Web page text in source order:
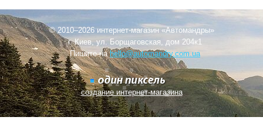
© 2010–2026 интернет-магазин «Автомандры»
г. Киев, ул. Борщаговская, дом 204к1
Пишите наhello@automandry.com.ua
создание интернет-магазина